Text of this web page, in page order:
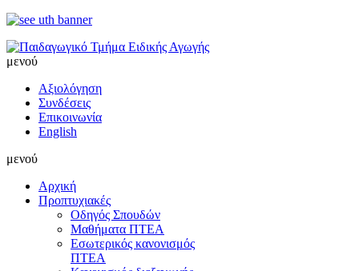
μενού
Αξιολόγηση
Συνδέσεις
Επικοινωνία
English
μενού
Αρχική
Προπτυχιακές
Οδηγός Σπουδών
Μαθήματα ΠΤΕΑ
Εσωτερικός κανονισμός
ΠΤΕΑ